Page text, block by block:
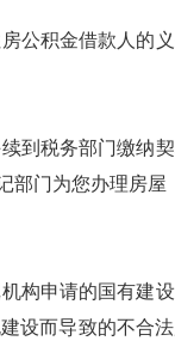
公积金借款人的
到税务部门缴纳
门为您办理房屋
构申请的国有建
设而导致的不合